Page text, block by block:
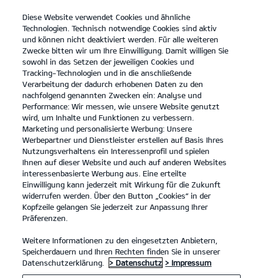
open
menu
KONTAKT
DATENSCHUTZ
DATENSCHUTZ
Inhaltsverzeichnis
Allgemeine Hinweise
1. Anwendungsbereich - verantwortliche Stelle -
Datenschutzbeauftragter
2. Wie erfassen wir Ihre Daten?
3. Probefahrt
4. Gewinnspiele
5. Kategorien von Empfängern personenbezogener
Diese Website verwendet Cookies und ähnliche
Technologien. Technisch notwendige Cookies sind aktiv
und können nicht deaktiviert werden. Für alle weiteren
Zwecke bitten wir um Ihre Einwilligung. Damit willigen Sie
sowohl in das Setzen der jeweiligen Cookies und
Tracking-Technologien und in die anschließende
Verarbeitung der dadurch erhobenen Daten zu den
nachfolgend genannten Zwecken ein: Analyse und
Performance: Wir messen, wie unsere Website genutzt
wird, um Inhalte und Funktionen zu verbessern.
Marketing und personalisierte Werbung: Unsere
Werbepartner und Dienstleister erstellen auf Basis Ihres
Nutzungsverhaltens ein Interessenprofil und spielen
Ihnen auf dieser Website und auch auf anderen Websites
interessenbasierte Werbung aus. Eine erteilte
Einwilligung kann jederzeit mit Wirkung für die Zukunft
widerrufen werden. Über den Button „Cookies“ in der
Kopfzeile gelangen Sie jederzeit zur Anpassung Ihrer
Präferenzen.
Weitere Informationen zu den eingesetzten Anbietern,
Speicherdauern und Ihren Rechten finden Sie in unserer
Datenschutzerklärung.
> Datenschutz > Impressum